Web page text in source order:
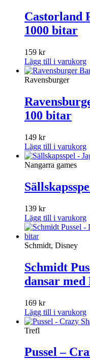
Castorland
1000 bitar
159 kr
Lägg till i varukorg
Ravensburger
100 bitar
149 kr
Lägg till i varukorg
Nangarra games
139 kr
Lägg till i varukorg
Schmidt, Disney
Schmidt
dansar
169 kr
Lägg till i varukorg
Trefl
Pussel –